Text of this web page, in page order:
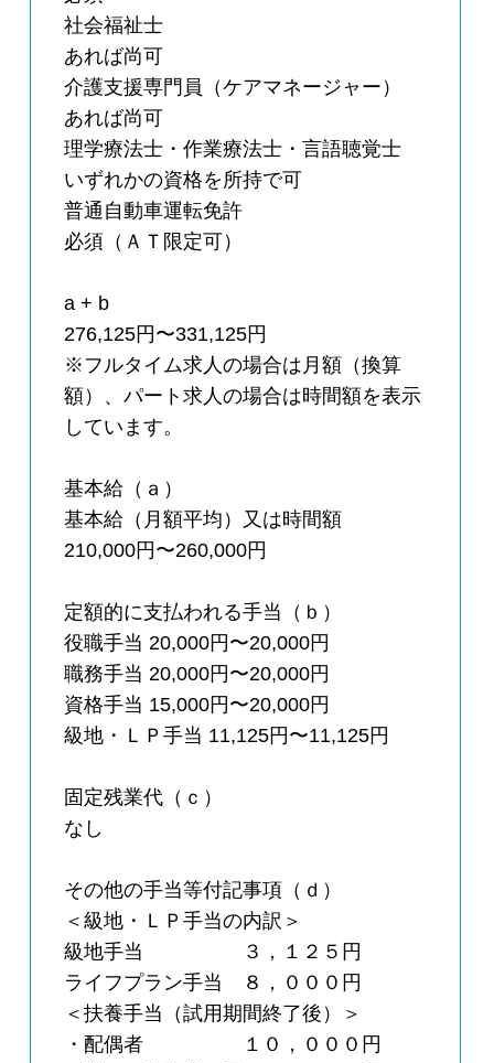
社会福祉士
あれば尚可
介護支援専門員（ケアマネージャー）
あれば尚可
理学療法士・作業療法士・言語聴覚士
いずれかの資格を所持で可
普通自動車運転免許
必須（ＡＴ限定可）
a + b
276,125円〜331,125円
※フルタイム求人の場合は月額（換算
額）、パート求人の場合は時間額を表示
しています。
基本給（ａ）
基本給（月額平均）又は時間額
210,000円〜260,000円
定額的に支払われる手当（ｂ）
役職手当 20,000円〜20,000円
職務手当 20,000円〜20,000円
資格手当 15,000円〜20,000円
級地・ＬＰ手当 11,125円〜11,125円
固定残業代（ｃ）
なし
その他の手当等付記事項（ｄ）
＜級地・ＬＰ手当の内訳＞
級地手当 ３，１２５円
ライフプラン手当 ８，０００円
＜扶養手当（試用期間終了後）＞
・配偶者 １０，０００円